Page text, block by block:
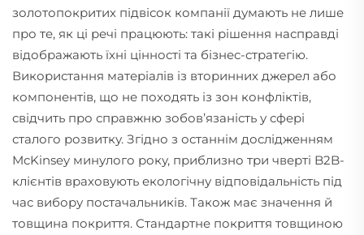
золотопокритих підвісок компанії думають не лише
про те, як ці речі працюють: такі рішення насправді
відображають їхні цінності та бізнес-стратегію.
Використання матеріалів із вторинних джерел або
компонентів, що не походять із зон конфліктів,
свідчить про справжню зобов’язаність у сфері
сталого розвитку. Згідно з останнім дослідженням
McKinsey минулого року, приблизно три чверті B2B-
клієнтів враховують екологічну відповідальність під
час вибору постачальників. Також має значення й
товщина покриття. Стандартне покриття товщиною